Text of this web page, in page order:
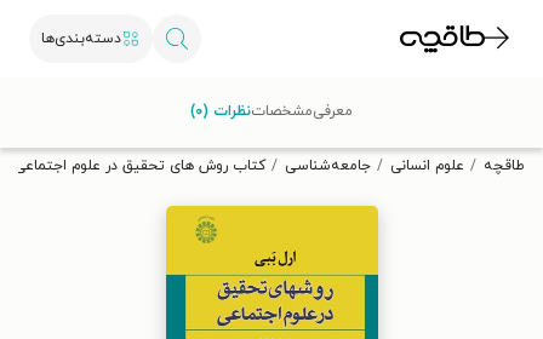
دسته‌بندی‌ها
تخفیف از طاقچه دریافت کن.
طاقچه علوم انسانی جامعه‌شناسی کتاب روش های تحقیق در علوم اجتماعی
معرفیمشخصاتنظرات (۰)